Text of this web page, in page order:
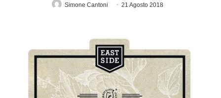
Simone Cantoni 21 Agosto 2018